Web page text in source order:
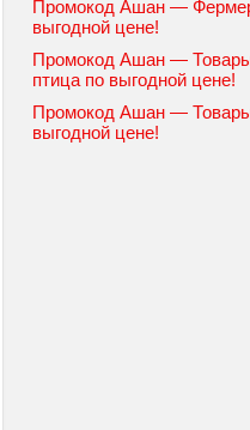
Промокод Ашан —
выгодной цене!
Промокод Ашан —
птица по выгодной цене!
Промокод Ашан —
выгодной цене!